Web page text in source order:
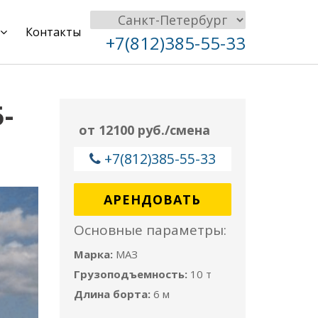
Контакты +7(812)385-55-33
от 12100 руб./смена
+7(812)385-55-33
АРЕНДОВАТЬ
Основные параметры:
Марка: МАЗ
Грузоподъемность: 10 т
Длина борта: 6 м